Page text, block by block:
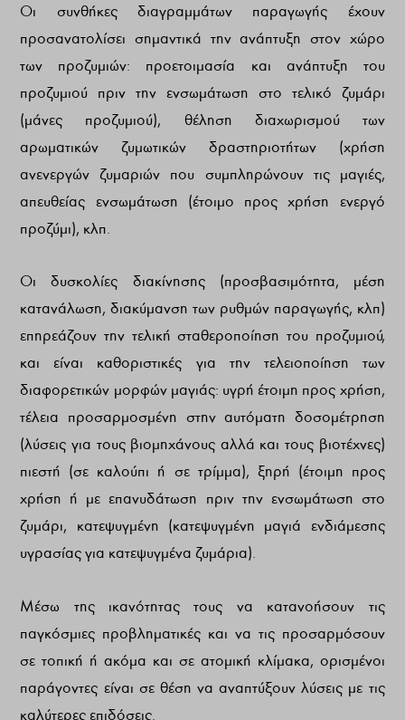
Οι συνθήκες διαγραμμάτων παραγωγής έχουν
προσανατολίσει σημαντικά την ανάπτυξη στον χώρο
των προζυμιών: προετοιμασία και ανάπτυξη του
προζυμιού πριν την ενσωμάτωση στο τελικό ζυμάρι
(μάνες προζυμιού), θέληση διαχωρισμού των
αρωματικών ζυμωτικών δραστηριοτήτων (χρήση
ανενεργών ζυμαριών που συμπληρώνουν τις μαγιές,
απευθείας ενσωμάτωση (έτοιμο προς χρήση ενεργό
προζύμι), κλπ.
Οι δυσκολίες διακίνησης (προσβασιμότητα, μέση
κατανάλωση, διακύμανση των ρυθμών παραγωγής, κλπ)
επηρεάζουν την τελική σταθεροποίηση του προζυμιού,
και είναι καθοριστικές για την τελειοποίηση των
διαφορετικών μορφών μαγιάς: υγρή έτοιμη προς χρήση,
τέλεια προσαρμοσμένη στην αυτόματη δοσομέτρηση
(λύσεις για τους βιομηχάνους αλλά και τους βιοτέχνες)
πιεστή (σε καλούπι ή σε τρίμμα), ξηρή (έτοιμη προς
χρήση ή με επανυδάτωση πριν την ενσωμάτωση στο
ζυμάρι, κατεψυγμένη (κατεψυγμένη μαγιά ενδιάμεσης
υγρασίας για κατεψυγμένα ζυμάρια).
Μέσω της ικανότητας τους να κατανοήσουν τις
παγκόσμιες προβληματικές και να τις προσαρμόσουν
σε τοπική ή ακόμα και σε ατομική κλίμακα, ορισμένοι
παράγοντες είναι σε θέση να αναπτύξουν λύσεις με τις
καλύτερες επιδόσεις.